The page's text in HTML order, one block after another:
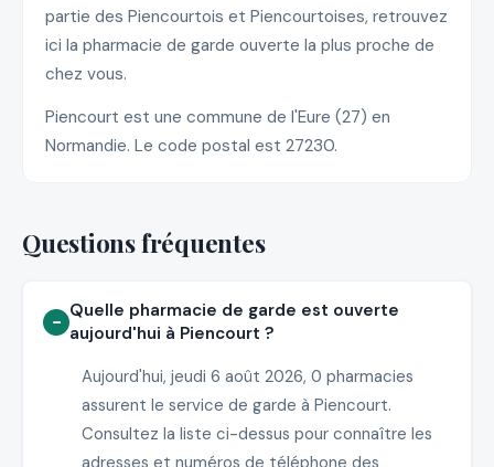
partie des Piencourtois et Piencourtoises, retrouvez
ici la pharmacie de garde ouverte la plus proche de
chez vous.
Piencourt est une commune de l'Eure (27) en
Normandie. Le code postal est 27230.
Questions fréquentes
Quelle pharmacie de garde est ouverte
aujourd'hui à Piencourt ?
Aujourd'hui, jeudi 6 août 2026, 0 pharmacies
assurent le service de garde à Piencourt.
Consultez la liste ci-dessus pour connaître les
adresses et numéros de téléphone des